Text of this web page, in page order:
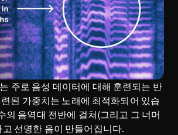
주로 음성 데이터에 대해 훈련되는 반
된 가중치는 노래에 최적화되어 있습
의 음역대 전반에 걸쳐(그리고 그 너머
선명한 음이 만들어집니다.